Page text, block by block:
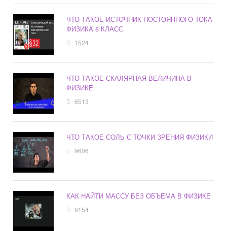
ЧТО ТАКОЕ ИСТОЧНИК ПОСТОЯННОГО ТОКА
ФИЗИКА 8 КЛАСС
1524
ЧТО ТАКОЕ СКАЛЯРНАЯ ВЕЛИЧИНА В
ФИЗИКЕ
6513
ЧТО ТАКОЕ СОЛЬ С ТОЧКИ ЗРЕНИЯ ФИЗИКИ
9606
КАК НАЙТИ МАССУ БЕЗ ОБЪЕМА В ФИЗИКЕ
9154